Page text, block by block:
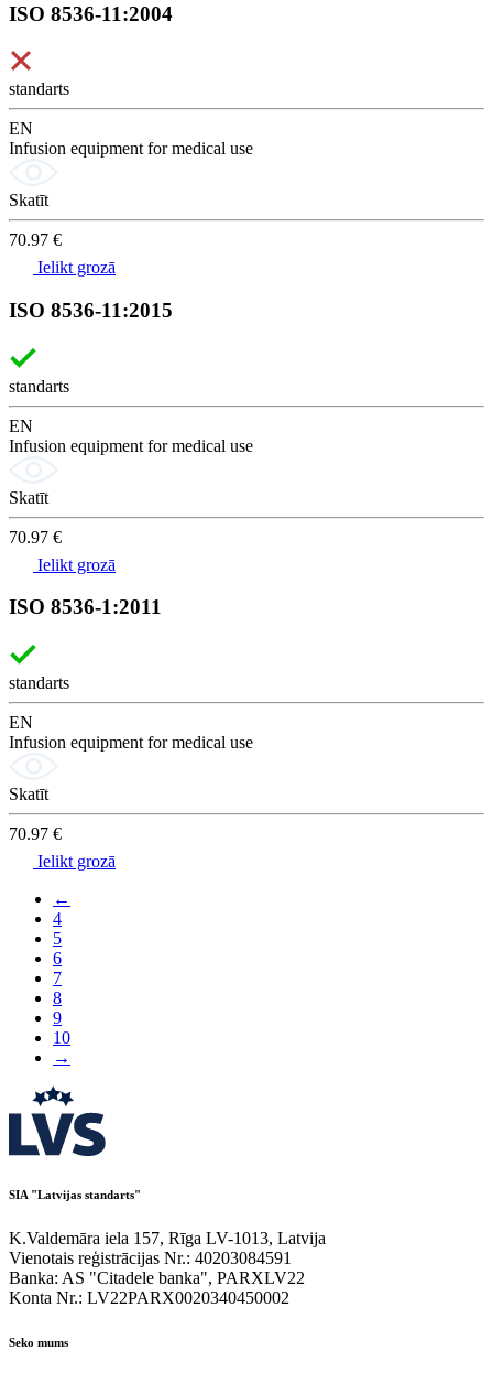
ISO 8536-11:2004
standarts
EN
Infusion equipment for medical use
Skatīt
70.97 €
Ielikt grozā
ISO 8536-11:2015
standarts
EN
Infusion equipment for medical use
Skatīt
70.97 €
Ielikt grozā
ISO 8536-1:2011
standarts
EN
Infusion equipment for medical use
Skatīt
70.97 €
Ielikt grozā
←
4
5
6
7
8
9
10
→
SIA "Latvijas standarts"
K.Valdemāra iela 157, Rīga LV-1013, Latvija
Vienotais reģistrācijas Nr.: 40203084591
Banka: AS "Citadele banka", PARXLV22
Konta Nr.: LV22PARX0020340450002
Seko mums